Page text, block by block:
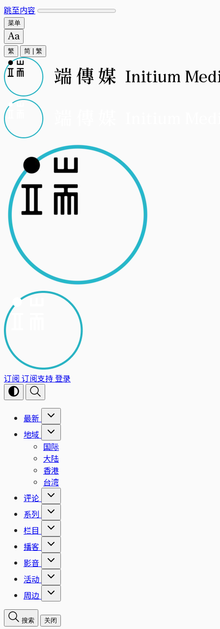
跳至内容
菜单
繁 简 繁
订阅 订阅支持登录
最新
地域
国际
大陆
香港
台湾
评论
系列
栏目
播客
影音
活动
周边
搜索 关闭